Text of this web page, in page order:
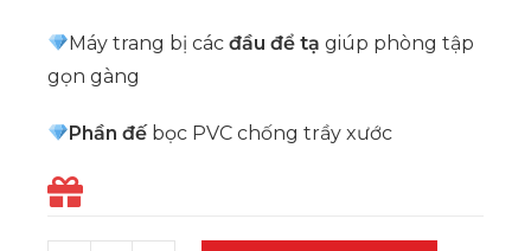
Máy trang bị cácđầu để tạ giúp phòng tập
gọn gàng
Phần đế bọc PVC chống trầy xước